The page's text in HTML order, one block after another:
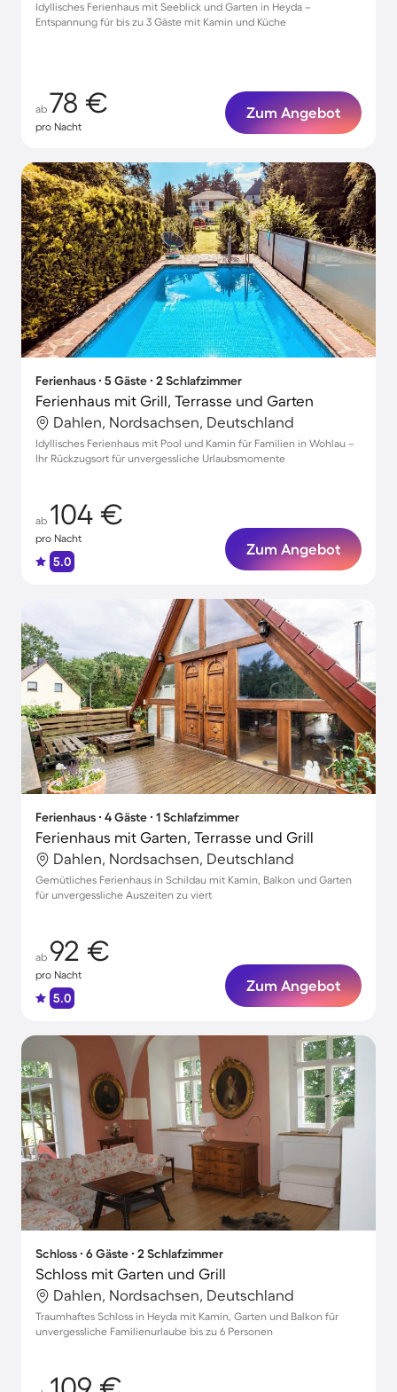
Idyllisches Ferienhaus mit Seeblick und Garten in Heyda –
Entspannung für bis zu 3 Gäste mit Kamin und Küche
ab 78 €
pro Nacht
Zum Angebot
Ferienhaus ∙ 5 Gäste ∙ 2 Schlafzimmer
Ferienhaus mit Grill, Terrasse und Garten
Dahlen, Nordsachsen, Deutschland
Idyllisches Ferienhaus mit Pool und Kamin für Familien in Wohlau –
Ihr Rückzugsort für unvergessliche Urlaubsmomente
ab 104 €
pro Nacht
5.0
Zum Angebot
Ferienhaus ∙ 4 Gäste ∙ 1 Schlafzimmer
Ferienhaus mit Garten, Terrasse und Grill
Dahlen, Nordsachsen, Deutschland
Gemütliches Ferienhaus in Schildau mit Kamin, Balkon und Garten
für unvergessliche Auszeiten zu viert
ab 92 €
pro Nacht
5.0
Zum Angebot
Schloss ∙ 6 Gäste ∙ 2 Schlafzimmer
Schloss mit Garten und Grill
Dahlen, Nordsachsen, Deutschland
Traumhaftes Schloss in Heyda mit Kamin, Garten und Balkon für
unvergessliche Familienurlaube bis zu 6 Personen